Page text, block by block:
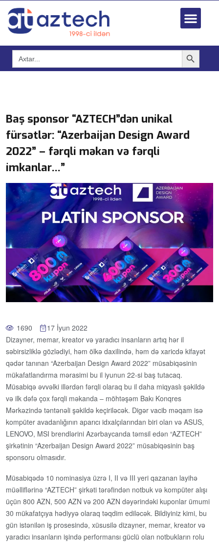
Search
for:
Search Button
Baş sponsor “AZTECH”dən unikal
fürsətlər: “Azerbaijan Design Award
2022” – fərqli məkan və fərqli
imkanlar…”
1690
17 İyun 2022
Dizayner, memar, kreator və yaradıcı insanların artıq hər il
səbirsizliklə gözlədiyi, həm ölkə daxilində, həm də xaricdə kifayət
qədər tanınan “Azerbaijan Design Award 2022” müsabiqəsinin
mükafatlandırma mərasimi bu il iyunun 22-si baş tutacaq.
Müsabiqə əvvəlki illərdən fərqli olaraq bu il daha miqyaslı şəkildə
və ilk dəfə çox fərqli məkanda – möhtəşəm Bakı Konqres
Mərkəzində təntənəli şəkildə keçiriləcək. Digər vacib məqam isə
kompüter avadanlığının aparıcı idxalçılarından biri olan və ASUS,
LENOVO, MSI brendlərini Azərbaycanda təmsil edən “AZTECH”
şirkətinin “Azerbaijan Design Award 2022” müsabiqəsinin baş
sponsoru olmasıdır.
Müsabiqədə 10 nominasiya üzrə I, II və III yeri qazanan layihə
müəlliflərinə “AZTECH” şirkəti tərəfindən notbuk və kompüter alışı
üçün 800 AZN, 500 AZN və 200 AZN dəyərindəki kuponlar ümumi
30 mükafatçıya hədiyyə olaraq təqdim ediləcək. Bildiyiniz kimi, bu
gün istənilən iş prosesində, xüsusilə dizayner, memar, kreator və
yaradıcı insanların işində performansı güclü olan notbukların rolu